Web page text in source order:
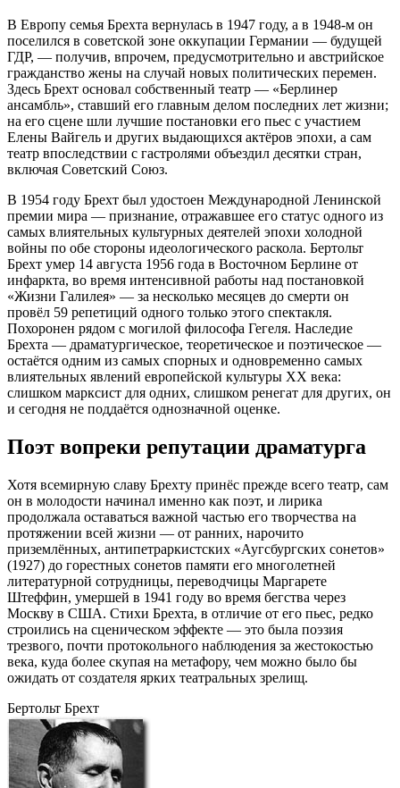
В Европу семья Брехта вернулась в 1947 году, а в 1948-м он
поселился в советской зоне оккупации Германии — будущей
ГДР, — получив, впрочем, предусмотрительно и австрийское
гражданство жены на случай новых политических перемен.
Здесь Брехт основал собственный театр — «Берлинер
ансамбль», ставший его главным делом последних лет жизни;
на его сцене шли лучшие постановки его пьес с участием
Елены Вайгель и других выдающихся актёров эпохи, а сам
театр впоследствии с гастролями объездил десятки стран,
включая Советский Союз.
В 1954 году Брехт был удостоен Международной Ленинской
премии мира — признание, отражавшее его статус одного из
самых влиятельных культурных деятелей эпохи холодной
войны по обе стороны идеологического раскола. Бертольт
Брехт умер 14 августа 1956 года в Восточном Берлине от
инфаркта, во время интенсивной работы над постановкой
«Жизни Галилея» — за несколько месяцев до смерти он
провёл 59 репетиций одного только этого спектакля.
Похоронен рядом с могилой философа Гегеля. Наследие
Брехта — драматургическое, теоретическое и поэтическое —
остаётся одним из самых спорных и одновременно самых
влиятельных явлений европейской культуры XX века:
слишком марксист для одних, слишком ренегат для других, он
и сегодня не поддаётся однозначной оценке.
Поэт вопреки репутации драматурга
Хотя всемирную славу Брехту принёс прежде всего театр, сам
он в молодости начинал именно как поэт, и лирика
продолжала оставаться важной частью его творчества на
протяжении всей жизни — от ранних, нарочито
приземлённых, антипетраркистских «Аугсбургских сонетов»
(1927) до горестных сонетов памяти его многолетней
литературной сотрудницы, переводчицы Маргарете
Штеффин, умершей в 1941 году во время бегства через
Москву в США. Стихи Брехта, в отличие от его пьес, редко
строились на сценическом эффекте — это была поэзия
трезвого, почти протокольного наблюдения за жестокостью
века, куда более скупая на метафору, чем можно было бы
ожидать от создателя ярких театральных зрелищ.
Бертольт Брехт